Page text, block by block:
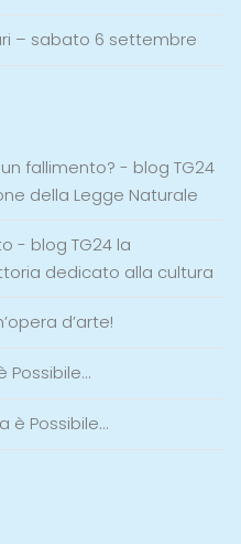
– sabato 6 settembre
fallimento? - blog TG24
della Legge Naturale
- blog TG24 la
dedicato alla cultura
d’arte!
Possibile…
è Possibile…